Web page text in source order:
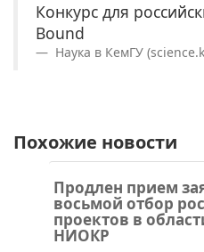
Конкурс для
Bound
Наука в КемГУ
Похожие новости
Продлен прием
восьмой отбор
проектов в
НИОКР